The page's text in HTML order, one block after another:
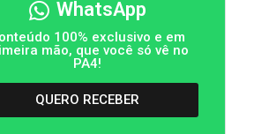
WhatsApp
100% exclusivo e em
mão, que você só vê no
PA4!
QUERO RECEBER